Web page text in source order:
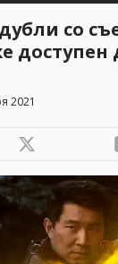
со
доступен
2021